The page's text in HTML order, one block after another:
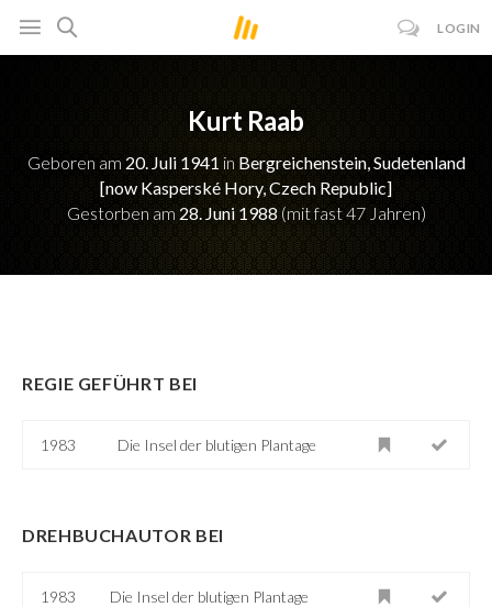
LOGIN
Kurt Raab
Geboren am 20. Juli 1941 in Bergreichenstein, Sudetenland
[now Kasperské Hory, Czech Republic]
Gestorben am 28. Juni 1988(mit fast 47 Jahren)
REGIE GEFÜHRT BEI
1983 Die Insel der blutigen Plantage
DREHBUCHAUTOR BEI
1983 Die Insel der blutigen Plantage